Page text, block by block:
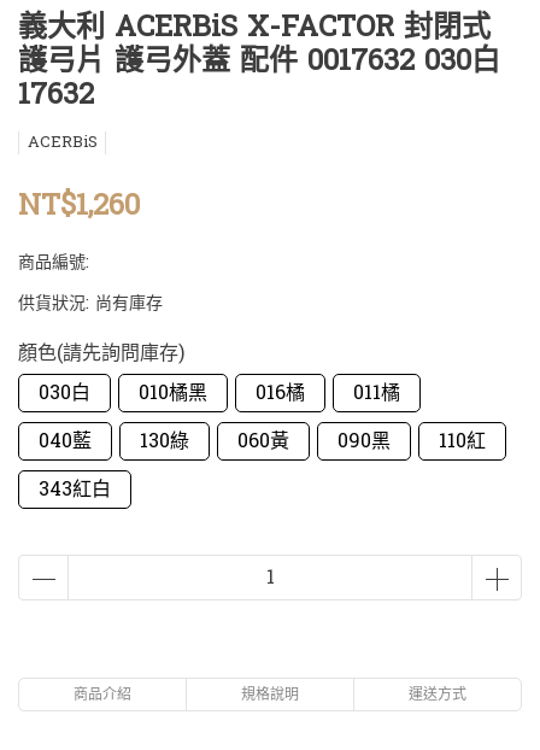
義大利 ACERBiS X-FACTOR 封閉式
護弓片 護弓外蓋 配件 0017632 030白
17632
ACERBiS
NT$1,260
商品編號:
供貨狀況: 尚有庫存
顏色(請先詢問庫存)
030白
010橘黑 016橘
011橘
040藍
130綠 060黃 090黑
110紅
343紅白
商品介紹 規格說明 運送方式